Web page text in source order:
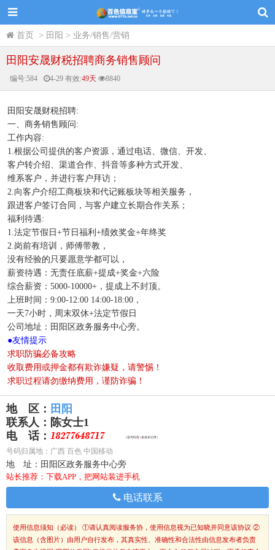
首页 > 田阳 > 业务/销售/营销
田阳安晟财税招聘商务销售顾问
编号:584 4-29 有效:49天 8840
田阳安晟财税招聘:
一、商务销售顾问:
工作内容:
1.根据公司提供的客户资源，通过电话、微信、开发、
客户转介绍、渠道合作、抖音等多种方式开发、
维系客户，并进行客户拜访；
2.向客户介绍工商板块和代记账板块等相关服务，
跟进客户签订合同，与客户建立长期合作关系；
福利待遇:
1.法定节假日+节日福利+绩效奖金+年终奖
2.岗前有培训，师傅带教，
没有经验的只要愿意学都可以，
薪资待遇：无责任底薪+提成+奖金+六险
综合薪资：5000-10000+，提成上不封顶。
上班时间：9:00-12:00 14:00-18:00，
一天7小时，周末双休+法定节假日
公司地址：田阳区政务服务中心旁。
●友情提示
求职防骗必备攻略
收取费用或押金都有欺诈嫌疑，请警惕！
求职过程请勿缴纳费用，谨防诈骗！
地 区： 田阳
联系人： 陈女士1
电 话：
（该号码有1 条发布记录）
号码归属地：广西 百色 中国移动
地 址： 田阳区政务服务中心旁
站长推荐：下载APP，把网站装进手机
电话联系
使用信息须知（必读）
①请认真阅读服务协，使用信息视为已知晓并同意该协议 ②
该信息（含图片）由用户自行发布，其真实性、准确性和合法性由信息发布者负责